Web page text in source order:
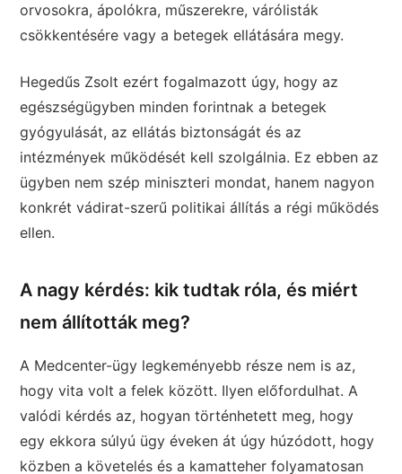
orvosokra, ápolókra, műszerekre, várólisták
csökkentésére vagy a betegek ellátására megy.
Hegedűs Zsolt ezért fogalmazott úgy, hogy az
egészségügyben minden forintnak a betegek
gyógyulását, az ellátás biztonságát és az
intézmények működését kell szolgálnia. Ez ebben az
ügyben nem szép miniszteri mondat, hanem nagyon
konkrét vádirat-szerű politikai állítás a régi működés
ellen.
A nagy kérdés: kik tudtak róla, és miért
nem állították meg?
A Medcenter-ügy legkeményebb része nem is az,
hogy vita volt a felek között. Ilyen előfordulhat. A
valódi kérdés az, hogyan történhetett meg, hogy
egy ekkora súlyú ügy éveken át úgy húzódott, hogy
közben a követelés és a kamatteher folyamatosan